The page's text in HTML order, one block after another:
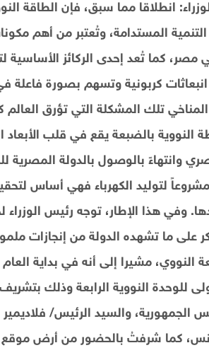
انطلاقا مما سبق، فإن الطاقة
المستدامة، وتُعتبر من أهم
مصر، كما تُعد إحدى الركائز الأساسية
كربونية وتسهم بصورة فاعلة
المناخي تلك المشكلة التي تؤرق
بالضبعة يقع في قلب الأبعاد
وانتهاءً بالوصول بالدولة المصرية
لتوليد الكهرباء فهي أساس
وفي هذا الإطار، توجه رئيس الوزراء
على ما تشهده الدولة من إنجازات
النووي، مشيرا إلى أنه في بداية
للوحدة النووية الرابعة وذلك
الجمهورية، والسيد الرئيس/ فلاديمير
كما شرفتُ بالحضور من أرض موقع